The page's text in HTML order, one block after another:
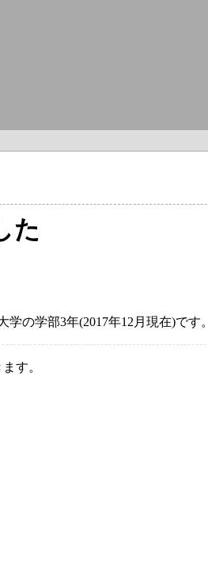
た
の学部3年(2017年12月現在)です。
す。